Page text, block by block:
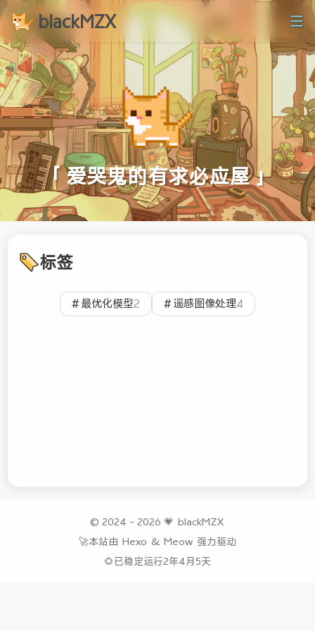
blackMZX
「 爱哭鬼的有求必应屋 」
标签
最优化模型2 遥感图像处理4
© 2024 - 2026 💗 blackMZX
🚀本站由 Hexo & Meow 强力驱动
🌻已稳定运行2年4月5天